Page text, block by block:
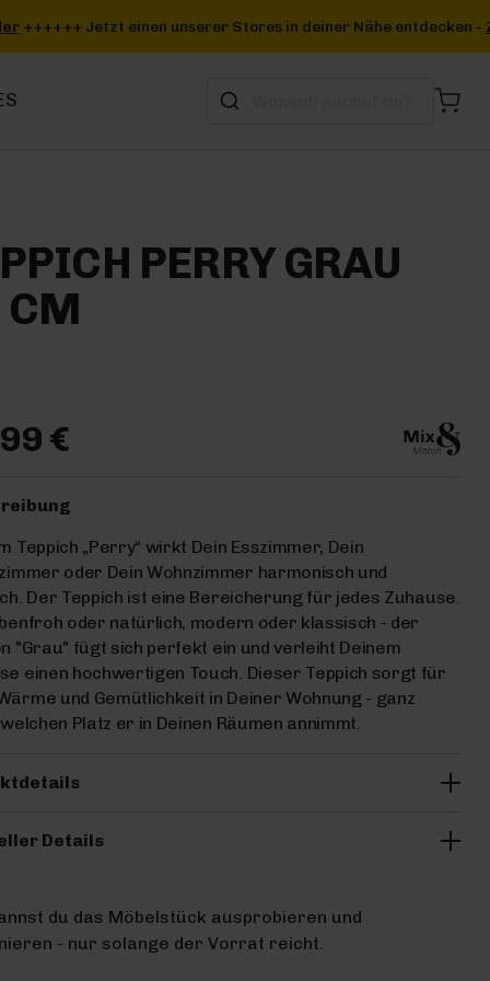
Nähe entdecken -Zum Storefinder+++
PERRY GRAU
€
Teppich „Perry“ wirkt Dein Esszimmer, Dein
oder Dein Wohnzimmer harmonisch und
Der Teppich ist eine Bereicherung für jedes Zuhause.
oder natürlich, modern oder klassisch - der
"Grau" fügt sich perfekt ein und verleiht Deinem
einen hochwertigen Touch. Dieser Teppich sorgt für
und Gemütlichkeit in Deiner Wohnung - ganz
Platz er in Deinen Räumen annimmt.
Details
du das Möbelstück ausprobieren und
- nur solange der Vorrat reicht.